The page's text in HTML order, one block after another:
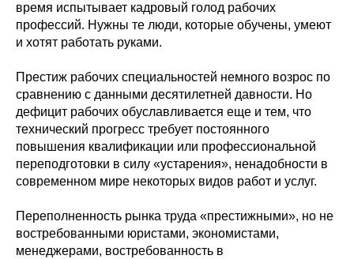
время испытывает кадровый голод рабочих
профессий. Нужны те люди, которые обучены, умеют
и хотят работать руками.
Престиж рабочих специальностей немного возрос по
сравнению с данными десятилетней давности. Но
дефицит рабочих обуславливается еще и тем, что
технический прогресс требует постоянного
повышения квалификации или профессиональной
переподготовки в силу «устарения», ненадобности в
современном мире некоторых видов работ и услуг.
Переполненность рынка труда «престижными», но не
востребованными юристами, экономистами,
менеджерами, востребованность в